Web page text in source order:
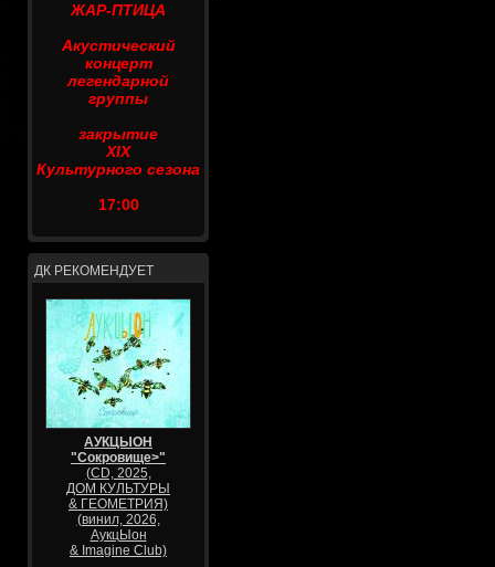
ЖАР-ПТИЦА
Акустический
концерт
легендарной
группы
закрытие
XIX
Культурного сезона
17:00
ДК РЕКОМЕНДУЕТ
АУКЦЫОН
"Сокровище>"
(CD, 2025,
ДОМ КУЛЬТУРЫ
& ГЕОМЕТРИЯ)
(винил, 2026,
АукцЫон
& Imagine Club)